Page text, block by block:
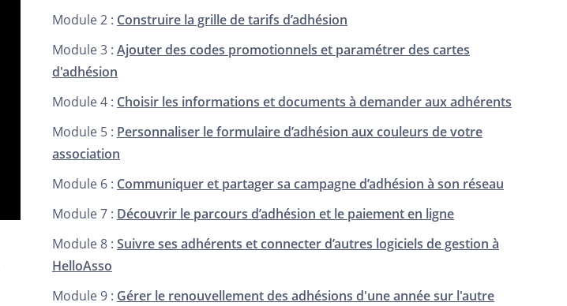
Module 2 : Construire la grille de tarifs d’adhésion
Module 3 : Ajouter des codes promotionnels et paramétrer des cartes
d'adhésion
Module 4 : Choisir les informations et documents à demander aux adhérents
Module 5 : Personnaliser le formulaire d’adhésion aux couleurs de votre
association
Module 6 : Communiquer et partager sa campagne d’adhésion à son réseau
Module 7 : Découvrir le parcours d’adhésion et le paiement en ligne
Module 8 : Suivre ses adhérents et connecter d’autres logiciels de gestion à
HelloAsso
Module 9 : Gérer le renouvellement des adhésions d'une année sur l'autre